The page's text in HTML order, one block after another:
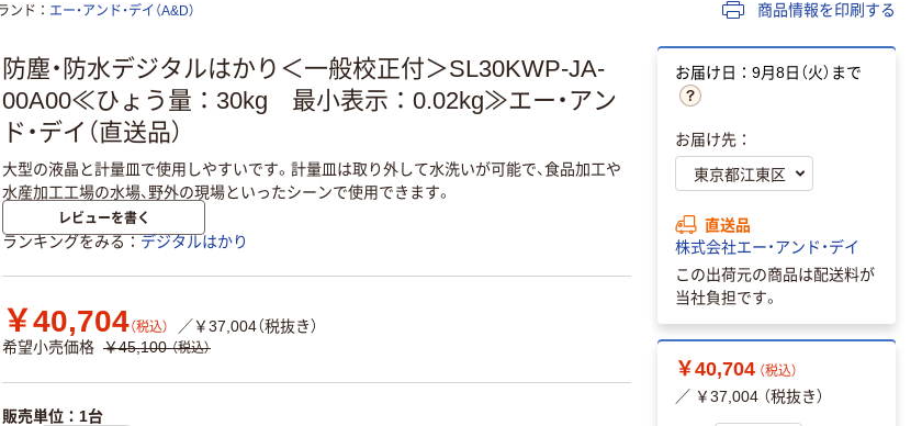
ンド エー・アンド・デイ（A&D） 商品情報を印刷する
防塵・防水デジタルはかり＜一般校正付＞SL30KWP-JA-
00A00≪ひょう量：30kg 最小表示：0.02kg≫エー・アン
ド・デイ（直送品）
大型の液晶と計量皿で使用しやすいです。計量皿は取り外して水洗いが可能で、食品加工や
水産加工工場の水場、野外の現場といったシーンで使用できます。
レビューを書く
ランキングをみる デジタルはかり
￥40,704（税込）
／￥37,004（税抜き）
希望小売価格 ￥45,100 （税込）
販売単位：1台
お届け日：9月8日（火）まで
お届け先：
直送品
株式会社エー・アンド・デイ
この出荷元の商品は配送料が
当社負担です。
￥40,704 （税込）
／ ￥37,004 （税抜き）